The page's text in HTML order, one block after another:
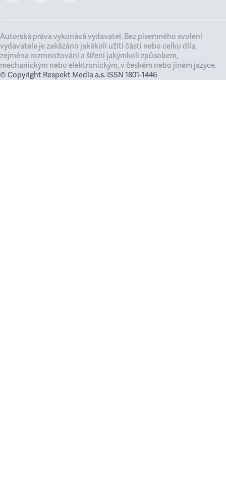
Autorská práva vykonává vydavatel. Bez písemného svolení
vydavatele je zakázáno jakékoli užití částí nebo celku díla,
zejména rozmnožování a šíření jakýmkoli způsobem,
mechanickým nebo elektronickým, v českém nebo jiném jazyce.
© Copyright Respekt Media a.s. ISSN 1801-1446